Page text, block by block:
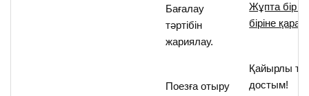
Бағалау
тәртібін
жариялау.
Поезға отыру
Жұпта бір
біріне қарап
Қайырлы
достым!